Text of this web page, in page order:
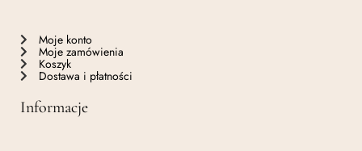
Moje konto
Moje zamówienia
Koszyk
Dostawa i płatności
Informacje